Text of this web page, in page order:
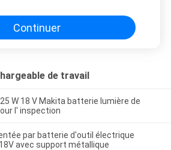
Continuer
de travail
W 18 V Makita batterie lumière de
l' inspection
par batterie d'outil électrique
avec support métallique